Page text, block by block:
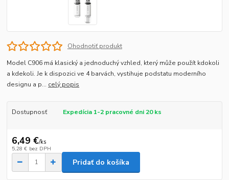
Ohodnotiť produkt
Model C906 má klasický a jednoduchý vzhled, který může použít kdokoli
a kdekoli. Je k dispozici ve 4 barvách, vystihuje podstatu moderního
designu a p... celý popis
Dostupnosť Expedícia 1-2 pracovné dni 20 ks
6,49 €/ks
5,28 € bez DPH
Pridať do košíka